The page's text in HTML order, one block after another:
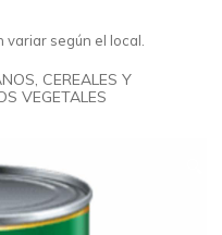
variar según el local.
CEREALES Y
VEGETALES